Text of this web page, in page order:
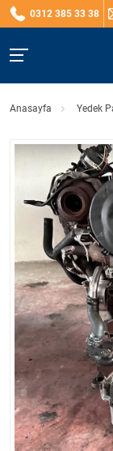
0312 385 33 38
Anasayfa Yedek